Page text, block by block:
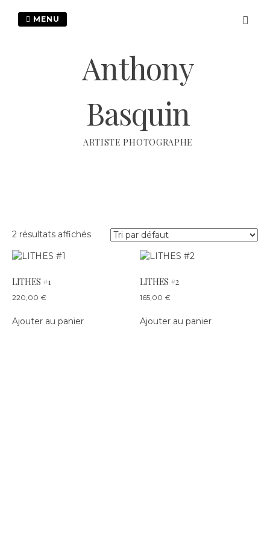
Anthony
Basquin
ARTISTE PHOTOGRAPHE
MENU
2 résultats affichés
LITHES #1
220,00 €
Ajouter au panier
LITHES #2
165,00€
Ajouter au panier